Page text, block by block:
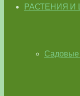
РАСТЕНИЯ И
Садовые